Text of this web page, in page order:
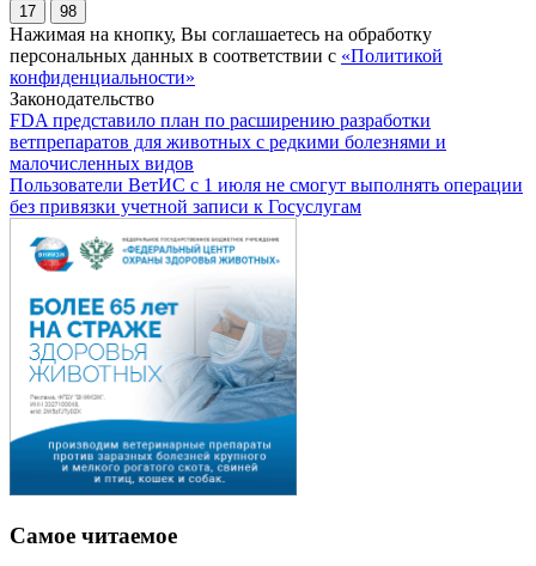
17 98
Нажимая на кнопку, Вы соглашаетесь на обработку
персональных данных в соответствии с «Политикой
конфиденциальности»
Законодательство
FDA представило план по расширению разработки
ветпрепаратов для животных с редкими болезнями и
малочисленных видов
Пользователи ВетИС с 1 июля не смогут выполнять операции
без привязки учетной записи к Госуслугам
Самое читаемое